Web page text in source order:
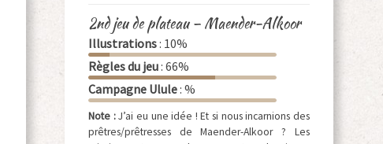
2nd jeu de plateau – Maender-Alkoor
Illustrations: 10%
Règles du jeu: 66%
Campagne Ulule: %
Note :J’ai eu une idée ! Et si nous incarnions des
prêtres/prêtresses de Maender-Alkoor ? Les